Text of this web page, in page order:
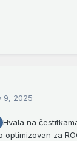
9, 2025
Hvala na
za